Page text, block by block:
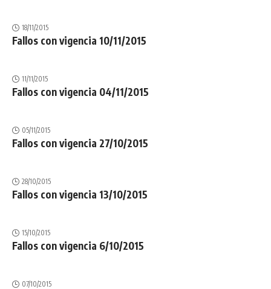
18/11/2015
Fallos con vigencia 10/11/2015
11/11/2015
Fallos con vigencia 04/11/2015
05/11/2015
Fallos con vigencia 27/10/2015
28/10/2015
Fallos con vigencia 13/10/2015
15/10/2015
Fallos con vigencia 6/10/2015
07/10/2015